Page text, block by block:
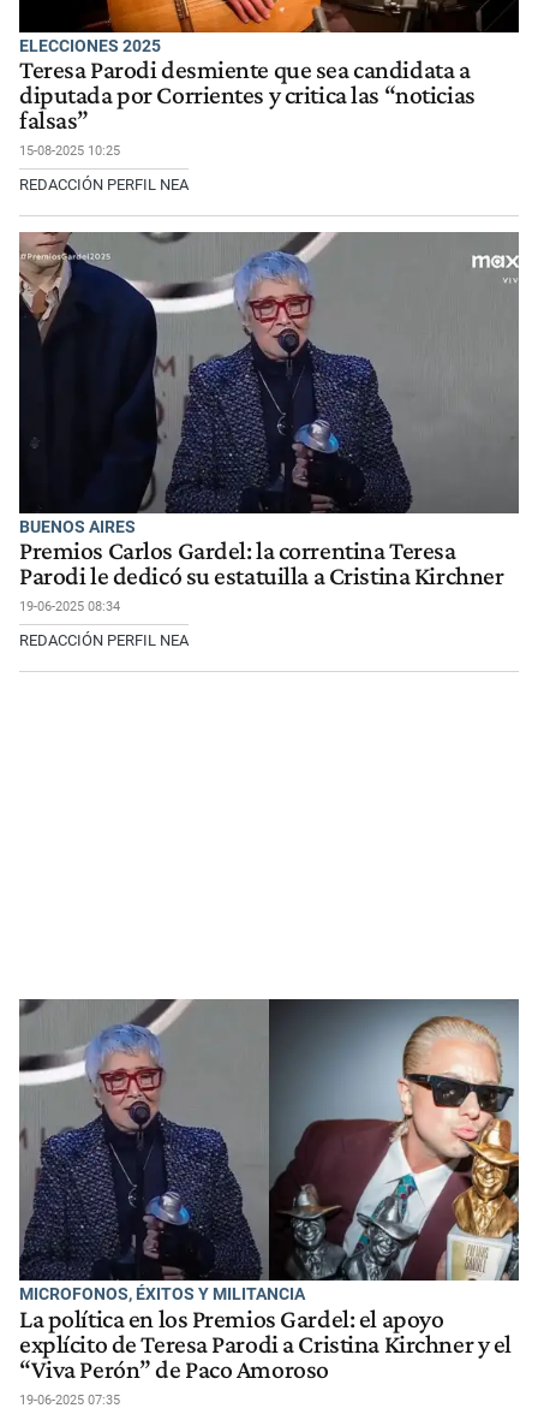
ELECCIONES 2025
Teresa Parodi desmiente que sea candidata a
diputada por Corrientes y critica las “noticias
falsas”
15-08-2025 10:25
REDACCIÓN PERFIL NEA
BUENOS AIRES
Premios Carlos Gardel: la correntina Teresa
Parodi le dedicó su estatuilla a Cristina Kirchner
19-06-2025 08:34
REDACCIÓN PERFIL NEA
MICROFONOS, ÉXITOS Y MILITANCIA
La política en los Premios Gardel: el apoyo
explícito de Teresa Parodi a Cristina Kirchner y el
“Viva Perón” de Paco Amoroso
19-06-2025 07:35